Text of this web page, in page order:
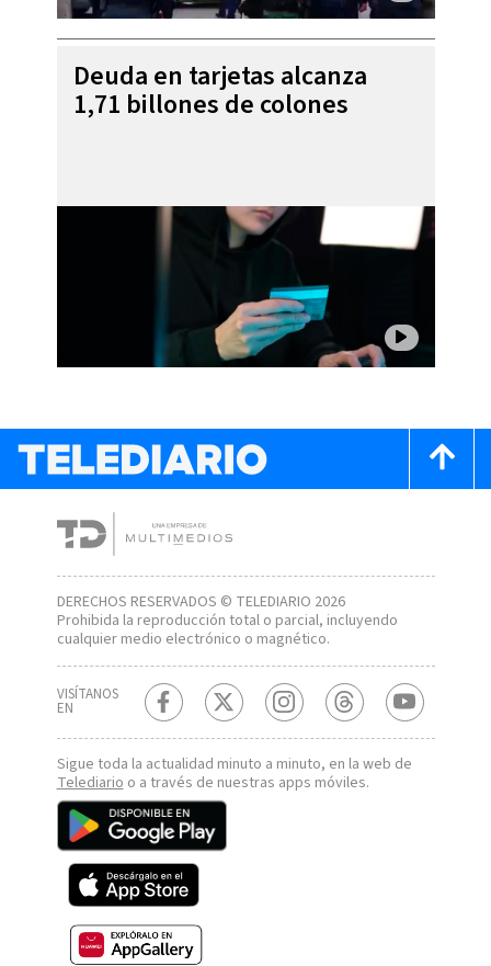
Deuda en tarjetas alcanza
1,71 billones de colones
DERECHOS RESERVADOS © TELEDIARIO 2026
Prohibida la reproducción total o parcial, incluyendo
cualquier medio electrónico o magnético.
VISÍTANOS
EN
Sigue toda la actualidad minuto a minuto, en la web de
Telediario o a través de nuestras apps móviles.